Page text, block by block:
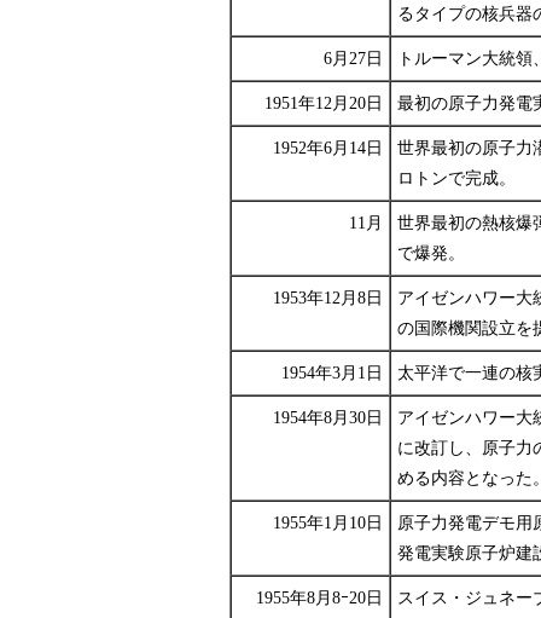
るタイプの核兵器
6月27日 トルーマン大統
1951年12月20日 最初の原子力発電
1952年6月14日
世界最初の原子力
ロトンで完成。
11月
世界最初の熱核爆
で爆発。
1953年12月8日
アイゼンハワー大
の国際機関設立を
1954年3月1日 太平洋で一連の核
1954年8月30日
アイゼンハワー大
に改訂し、原子力
める内容となった
1955年1月10日
原子力発電デモ用
発電実験原子炉建
1955年8月8ｰ20日
スイス・ジュネー